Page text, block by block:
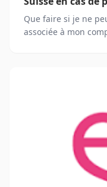
Que faire si je ne
associée à mon